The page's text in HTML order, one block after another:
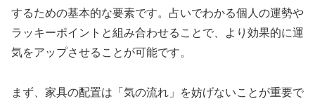
するための基本的な要素です。占いでわかる個人の運勢や
ラッキーポイントと組み合わせることで、より効果的に運
気をアップさせることが可能です。
まず、家具の配置は「気の流れ」を妨げないことが重要で